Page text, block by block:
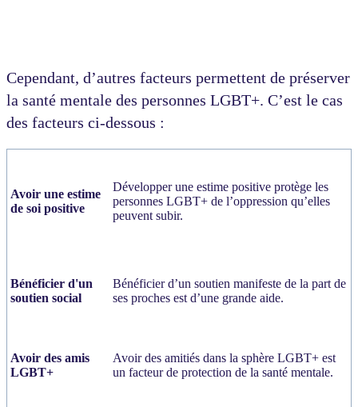
Cependant, d’autres facteurs permettent de préserver
la santé mentale des personnes LGBT+. C’est le cas
des facteurs ci-dessous :
Avoir une estime
de soi positive
Développer une estime positive protège les
personnes LGBT+ de l’oppression qu’elles
peuvent subir.
Bénéficier d'un
soutien social
Bénéficier d’un soutien manifeste de la part de
ses proches est d’une grande aide.
Avoir des amis
LGBT+
Avoir des amitiés dans la sphère LGBT+ est
un facteur de protection de la santé mentale.